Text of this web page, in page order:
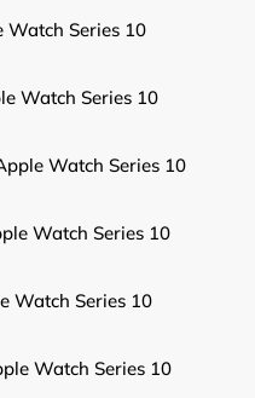
Series 10
Watch Series 10
Watch Series 10
Watch Series 10
Watch Series 10
Watch Series 10